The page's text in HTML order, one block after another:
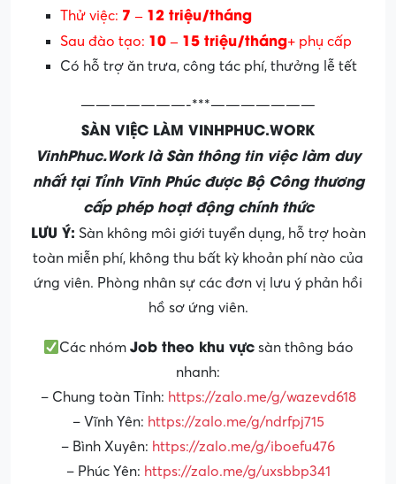
Thử việc: 7 – 12 triệu/tháng
Sau đào tạo: 10 – 15 triệu/tháng+ phụ cấp
Có hỗ trợ ăn trưa, công tác phí, thưởng lễ tết
———————-***———————
SÀN VIỆC LÀM VINHPHUC.WORK
VinhPhuc.Work là Sàn thông tin việc làm duy
nhất tại Tỉnh Vĩnh Phúc được Bộ Công thương
cấp phép hoạt động chính thức
LƯU Ý: Sàn không môi giới tuyển dụng, hỗ trợ hoàn
toàn miễn phí, không thu bất kỳ khoản phí nào của
ứng viên. Phòng nhân sự các đơn vị lưu ý phản hồi
hồ sơ ứng viên.
Các nhóm Job theo khu vựcsàn thông báo
nhanh:
– Chung toàn Tỉnh: https://zalo.me/g/wazevd618
– Vĩnh Yên: https://zalo.me/g/ndrfpj715
– Bình Xuyên: https://zalo.me/g/iboefu476
– Phúc Yên: https://zalo.me/g/uxsbbp341